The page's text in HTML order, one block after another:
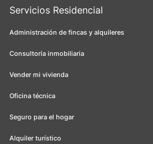
Servicios Residencial
Administración de fincas y alquileres
Consultoría inmobiliaria
Vender mi vivienda
Oficina técnica
Seguro para el hogar
Alquiler turístico